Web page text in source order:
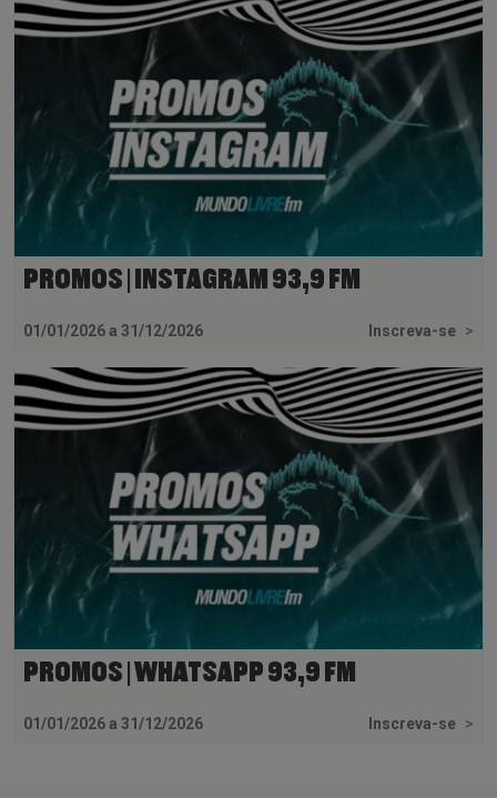
PROMOS | INSTAGRAM 93,9 FM
01/01/2026 a 31/12/2026 Inscreva-se >
PROMOS | WHATSAPP 93,9 FM
01/01/2026 a 31/12/2026 Inscreva-se >